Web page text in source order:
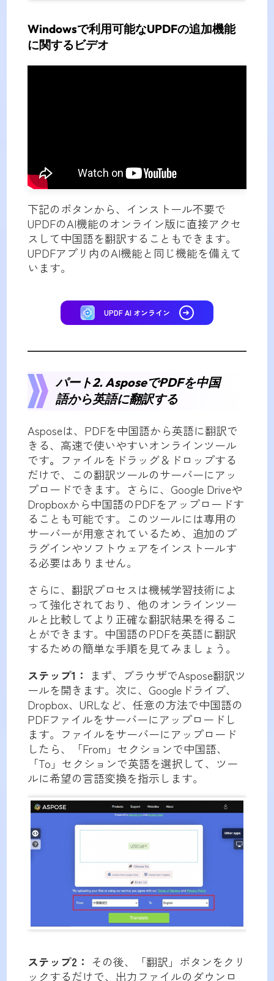
Windowsで利用可能なUPDFの追加機能
に関するビデオ
下記のボタンから、インストール不要で
UPDFのAI機能のオンライン版に直接アクセ
スして中国語を翻訳することもできます。
UPDFアプリ内のAI機能と同じ機能を備えて
います。
UPDF AI オンライン
パート2. AsposeでPDFを中国
語から英語に翻訳する
Asposeは、PDFを中国語から英語に翻訳で
きる、高速で使いやすいオンラインツール
です。 ファイルをドラッグ＆ドロップする
だけで、この翻訳ツールのサーバーにアッ
プロードできます。さらに、Google Driveや
Dropboxから中国語のPDFをアップロードす
ることも可能です。このツールには専用の
サーバーが用意されているため、追加のプ
ラグインやソフトウェアをインストールす
る必要はありません。
さらに、翻訳プロセスは機械学習技術によ
って強化されており、他のオンラインツー
ルと比較してより正確な翻訳結果を得るこ
とができます。中国語のPDFを英語に翻訳
するための簡単な手順を見てみましょう。
ステップ1：
まず、ブラウザでAspose翻訳ツ
ールを開きます。次に、Googleドライブ、
Dropbox、URLなど、任意の方法で中国語の
PDFファイルをサーバーにアップロードし
ます。ファイルをサーバーにアップロード
したら、「From」セクションで中国語、
「To」セクションで英語を選択して、ツー
ルに希望の言語変換を指示します。
ステップ2： その後、「翻訳」ボタンをクリ
ックするだけで、出力ファイルのダウンロ